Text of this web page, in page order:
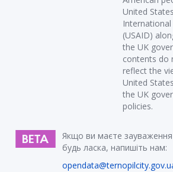
United
(USAID)
the UK
contents do
reflect the
United
the UK
policies.
Якщо ви маєте зауваження
будь ласка, напишіть нам: